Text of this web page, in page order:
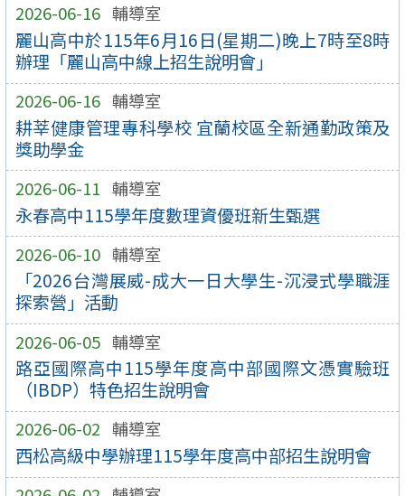
2026-06-16 輔導室
麗山高中於115年6月16日(星期二)晚上7時至8時
辦理「麗山高中線上招生說明會」
2026-06-16 輔導室
耕莘健康管理專科學校 宜蘭校區全新通勤政策及
獎助學金
2026-06-11 輔導室
永春高中115學年度數理資優班新生甄選
2026-06-10 輔導室
「2026台灣展威-成大一日大學生-沉浸式學職涯
探索營」活動
2026-06-05 輔導室
路亞國際高中115學年度高中部國際文憑實驗班
（IBDP）特色招生說明會
2026-06-02 輔導室
西松高級中學辦理115學年度高中部招生說明會